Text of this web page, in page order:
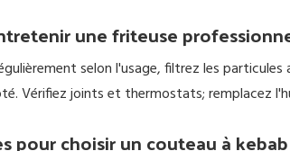
une friteuse
selon l'usage, filtrez les
Vérifiez joints et thermostats; remplacez
pour choisir un couteau à